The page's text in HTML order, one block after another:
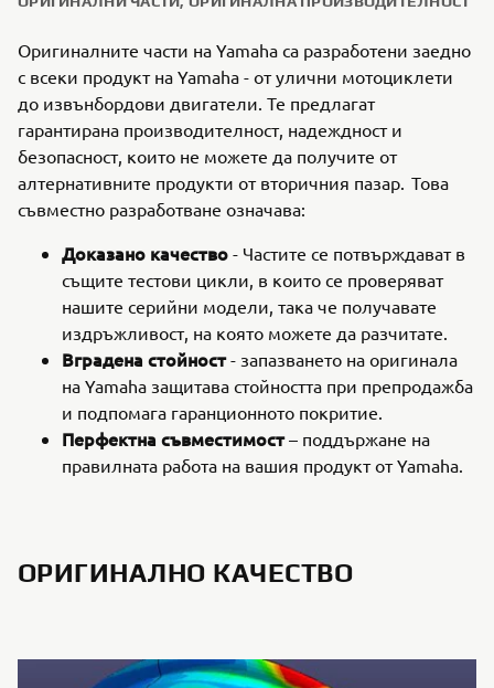
Оригиналните части на Yamaha са разработени заедно
с всеки продукт на Yamaha - от улични мотоциклети
до извънбордови двигатели. Те предлагат
гарантирана производителност, надеждност и
безопасност, които не можете да получите от
алтернативните продукти от вторичния пазар. Това
съвместно разработване означава:
Доказано качество - Частите се потвърждават в
същите тестови цикли, в които се проверяват
нашите серийни модели, така че получавате
издръжливост, на която можете да разчитате.
Вградена стойност- запазването на оригинала
на Yamaha защитава стойността при препродажба
и подпомага гаранционното покритие.
Перфектна съвместимост– поддържане на
правилната работа на вашия продукт от Yamaha.
ОРИГИНАЛНО КАЧЕСТВО